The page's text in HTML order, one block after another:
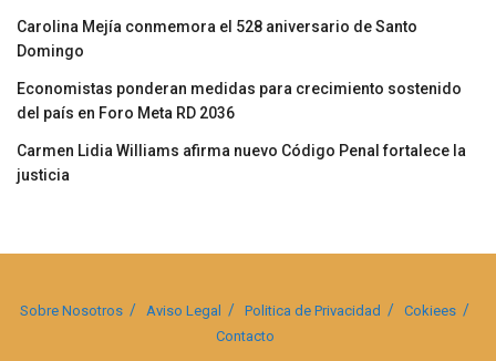
Carolina Mejía conmemora el 528 aniversario de Santo
Domingo
Economistas ponderan medidas para crecimiento sostenido
del país en Foro Meta RD 2036
Carmen Lidia Williams afirma nuevo Código Penal fortalece la
justicia
Sobre Nosotros Aviso Legal Politica de Privacidad
Cokiees
Contacto